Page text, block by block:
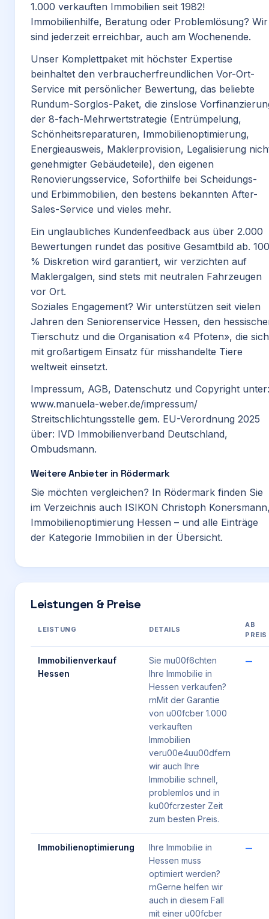
1.000 verkauften Immobilien seit 1982!
Immobilienhilfe, Beratung oder Problemlösung? Wir
sind jederzeit erreichbar, auch am Wochenende.
Unser Komplettpaket mit höchster Expertise
beinhaltet den verbraucherfreundlichen Vor-Ort-
Service mit persönlicher Bewertung, das beliebte
Rundum-Sorglos-Paket, die zinslose
der 8-fach-Mehrwertstrategie (Entrümpelung,
Schönheitsreparaturen, Immobilienoptimierung,
Energieausweis, Maklerprovision, Legalisierung
genehmigter Gebäudeteile), den eigenen
Renovierungsservice, Soforthilfe bei Scheidungs-
und Erbimmobilien, den bestens bekannten After-
Sales-Service und vieles mehr.
Ein unglaubliches Kundenfeedback aus über 2.000
Bewertungen rundet das positive Gesamtbild ab. 100
% Diskretion wird garantiert, wir verzichten auf
Maklergalgen, sind stets mit neutralen Fahrzeugen
vor Ort.
Soziales Engagement? Wir unterstützen seit vielen
Jahren den Seniorenservice Hessen, den
Tierschutz und die Organisation «4 Pfoten», die sich
mit großartigem Einsatz für misshandelte Tiere
weltweit einsetzt.
Impressum, AGB, Datenschutz und Copyright unter:
www.manuela-weber.de/impressum/
Streitschlichtungsstelle gem. EU-Verordnung 2025
über: IVD Immobilienverband Deutschland,
Ombudsmann.
Weitere Anbieter in Rödermark
Sie möchten vergleichen? In Rödermark finden Sie
im Verzeichnis auch ISIKON Christoph Konersmann
Immobilienoptimierung Hessen – und alle Einträge
der Kategorie Immobilien in der Übersicht.
Leistungen & Preise
LEISTUNG DETAILS
AB
PREIS
Immobilienverkauf
Hessen
Sie mu00f6chten
Ihre Immobilie in
Hessen verkaufen?
rnMit der Garantie
von u00fcber 1.000
verkauften
Immobilien
veru00e4uu00dfern
wir auch Ihre
Immobilie schnell,
problemlos und in
ku00fcrzester Zeit
zum besten Preis.
—
Immobilienoptimierung
Ihre Immobilie in
Hessen muss
optimiert werden?
rnGerne helfen wir
auch in diesem Fall
mit einer u00fcber
—